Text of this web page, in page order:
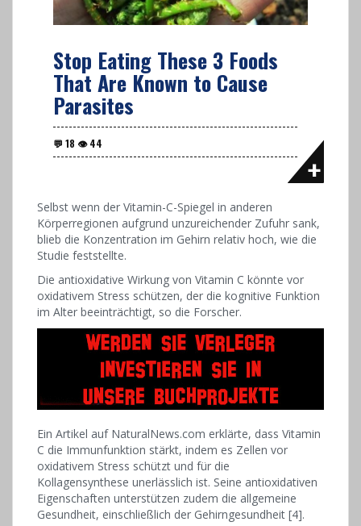
Stop Eating These 3 Foods
That Are Known to Cause
Parasites
Selbst wenn der Vitamin-C-Spiegel in anderen
Körperregionen aufgrund unzureichender Zufuhr sank,
blieb die Konzentration im Gehirn relativ hoch, wie die
Studie feststellte.
Die antioxidative Wirkung von Vitamin C könnte vor
oxidativem Stress schützen, der die kognitive Funktion
im Alter beeinträchtigt, so die Forscher.
Ein Artikel auf NaturalNews.com erklärte, dass Vitamin
C die Immunfunktion stärkt, indem es Zellen vor
oxidativem Stress schützt und für die
Kollagensynthese unerlässlich ist. Seine antioxidativen
Eigenschaften unterstützen zudem die allgemeine
Gesundheit, einschließlich der Gehirngesundheit [4].